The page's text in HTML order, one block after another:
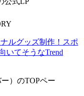
ルグッズ制作！スポ
いてそうなTrend